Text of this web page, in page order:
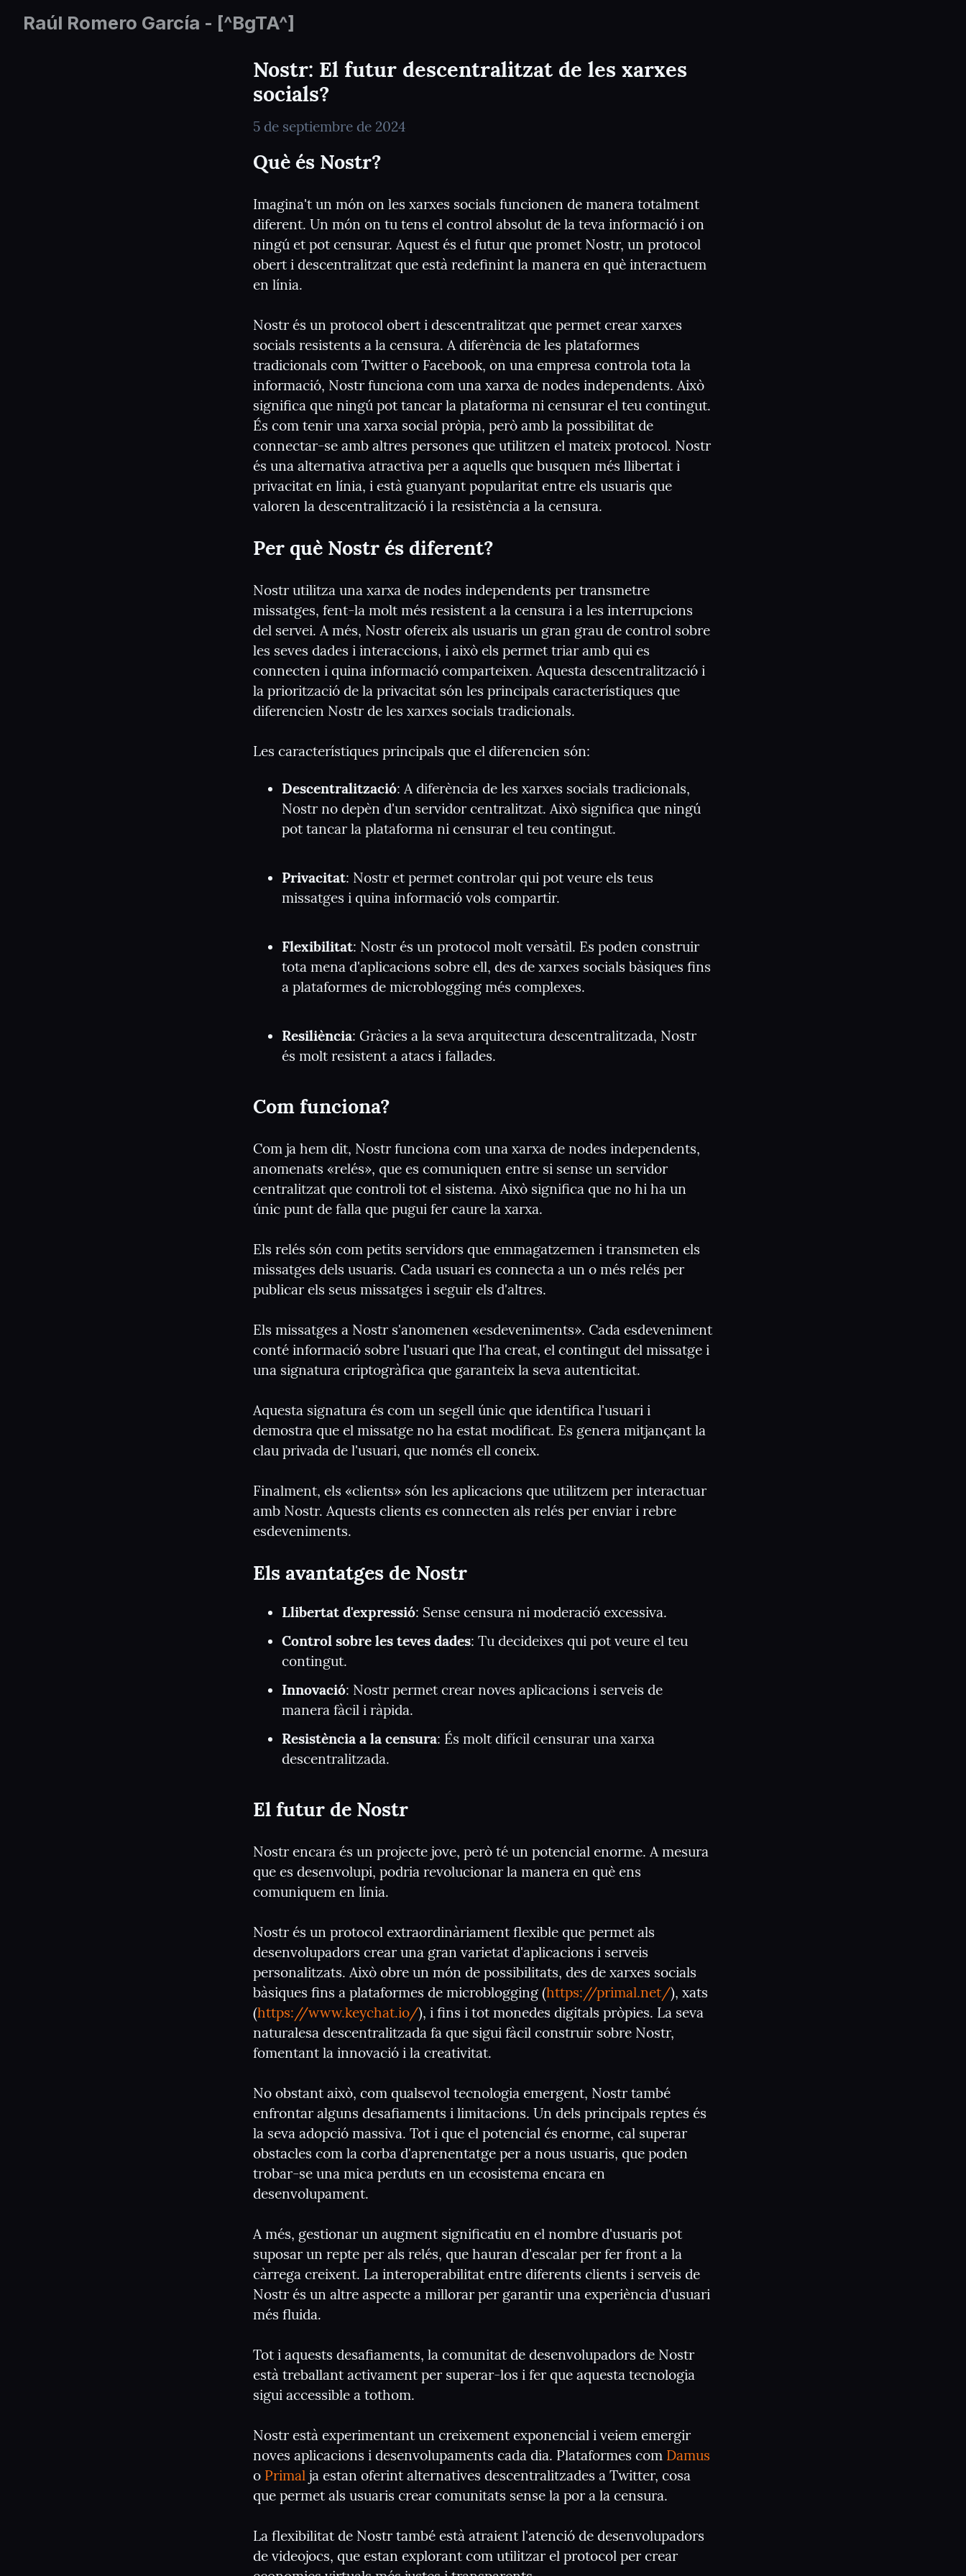
Raúl Romero García - [^BgTA^]
Nostr: El futur descentralitzat de les xarxes
socials?
5 de septiembre de 2024
Què és Nostr?
Imagina't un món on les xarxes socials funcionen de manera totalment
diferent. Un món on tu tens el control absolut de la teva informació i on
ningú et pot censurar. Aquest és el futur que promet Nostr, un protocol
obert i descentralitzat que està redefinint la manera en què interactuem
en línia.
Nostr és un protocol obert i descentralitzat que permet crear xarxes
socials resistents a la censura. A diferència de les plataformes
tradicionals com Twitter o Facebook, on una empresa controla tota la
informació, Nostr funciona com una xarxa de nodes independents. Això
significa que ningú pot tancar la plataforma ni censurar el teu contingut.
És com tenir una xarxa social pròpia, però amb la possibilitat de
connectar-se amb altres persones que utilitzen el mateix protocol. Nostr
és una alternativa atractiva per a aquells que busquen més llibertat i
privacitat en línia, i està guanyant popularitat entre els usuaris que
valoren la descentralització i la resistència a la censura.
Per què Nostr és diferent?
Nostr utilitza una xarxa de nodes independents per transmetre
missatges, fent-la molt més resistent a la censura i a les interrupcions
del servei. A més, Nostr ofereix als usuaris un gran grau de control sobre
les seves dades i interaccions, i això els permet triar amb qui es
connecten i quina informació comparteixen. Aquesta descentralització i
la priorització de la privacitat són les principals característiques que
diferencien Nostr de les xarxes socials tradicionals.
Les característiques principals que el diferencien són:
Descentralització: A diferència de les xarxes socials tradicionals,
Nostr no depèn d'un servidor centralitzat. Això significa que ningú
pot tancar la plataforma ni censurar el teu contingut.
Privacitat: Nostr et permet controlar qui pot veure els teus
missatges i quina informació vols compartir.
Flexibilitat: Nostr és un protocol molt versàtil. Es poden construir
tota mena d'aplicacions sobre ell, des de xarxes socials bàsiques fins
a plataformes de microblogging més complexes.
Resiliència: Gràcies a la seva arquitectura descentralitzada, Nostr
és molt resistent a atacs i fallades.
Com funciona?
Com ja hem dit, Nostr funciona com una xarxa de nodes independents,
anomenats «relés», que es comuniquen entre si sense un servidor
centralitzat que controli tot el sistema. Això significa que no hi ha un
únic punt de falla que pugui fer caure la xarxa.
Els relés són com petits servidors que emmagatzemen i transmeten els
missatges dels usuaris. Cada usuari es connecta a un o més relés per
publicar els seus missatges i seguir els d'altres.
Els missatges a Nostr s'anomenen «esdeveniments». Cada esdeveniment
conté informació sobre l'usuari que l'ha creat, el contingut del missatge i
una signatura criptogràfica que garanteix la seva autenticitat.
Aquesta signatura és com un segell únic que identifica l'usuari i
demostra que el missatge no ha estat modificat. Es genera mitjançant la
clau privada de l'usuari, que només ell coneix.
Finalment, els «clients» són les aplicacions que utilitzem per interactuar
amb Nostr. Aquests clients es connecten als relés per enviar i rebre
esdeveniments.
Els avantatges de Nostr
Llibertat d'expressió: Sense censura ni moderació excessiva.
Control sobre les teves dades: Tu decideixes qui pot veure el teu
contingut.
Innovació: Nostr permet crear noves aplicacions i serveis de
manera fàcil i ràpida.
Resistència a la censura: És molt difícil censurar una xarxa
descentralitzada.
El futur de Nostr
Nostr encara és un projecte jove, però té un potencial enorme. A mesura
que es desenvolupi, podria revolucionar la manera en què ens
comuniquem en línia.
Nostr és un protocol extraordinàriament flexible que permet als
desenvolupadors crear una gran varietat d'aplicacions i serveis
personalitzats. Això obre un món de possibilitats, des de xarxes socials
bàsiques fins a plataformes de microblogging (https://primal.net/), xats
(https://www.keychat.io/), i fins i tot monedes digitals pròpies. La seva
naturalesa descentralitzada fa que sigui fàcil construir sobre Nostr,
fomentant la innovació i la creativitat.
No obstant això, com qualsevol tecnologia emergent, Nostr també
enfrontar alguns desafiaments i limitacions. Un dels principals reptes és
la seva adopció massiva. Tot i que el potencial és enorme, cal superar
obstacles com la corba d'aprenentatge per a nous usuaris, que poden
trobar-se una mica perduts en un ecosistema encara en
desenvolupament.
A més, gestionar un augment significatiu en el nombre d'usuaris pot
suposar un repte per als relés, que hauran d'escalar per fer front a la
càrrega creixent. La interoperabilitat entre diferents clients i serveis de
Nostr és un altre aspecte a millorar per garantir una experiència d'usuari
més fluida.
Tot i aquests desafiaments, la comunitat de desenvolupadors de Nostr
està treballant activament per superar-los i fer que aquesta tecnologia
sigui accessible a tothom.
Nostr està experimentant un creixement exponencial i veiem emergir
noves aplicacions i desenvolupaments cada dia. Plataformes com Damus
o Primal ja estan oferint alternatives descentralitzades a Twitter, cosa
que permet als usuaris crear comunitats sense la por a la censura.
La flexibilitat de Nostr també està atraient l'atenció de desenvolupadors
de videojocs, que estan explorant com utilitzar el protocol per crear